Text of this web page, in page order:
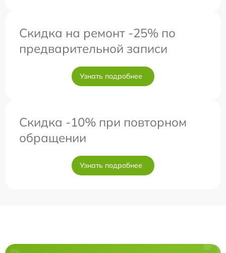
Скидка на ремонт -25% по
предварительной записи
Узнать подробнее
Скидка -10% при повторном
обращении
Узнать подробнее